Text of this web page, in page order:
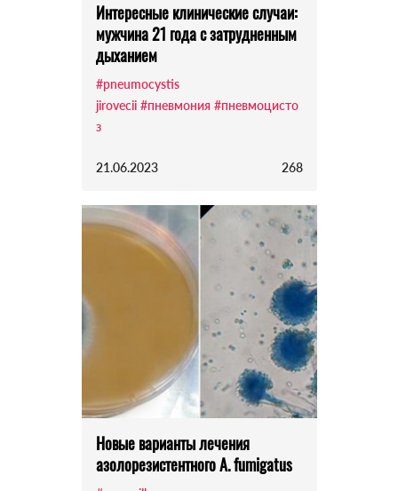
Интересные клинические случаи:
мужчина 21 года с затрудненным
дыханием
#pneumocystis
jirovecii #пневмония #пневмоцисто
з
21.06.2023 268
Новые варианты лечения
азолорезистентного A. fumigatus